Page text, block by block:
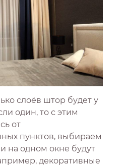
слоёв штор будет у
один, то с этим
от
пунктов, выбираем
на одном окне будут
декоративные